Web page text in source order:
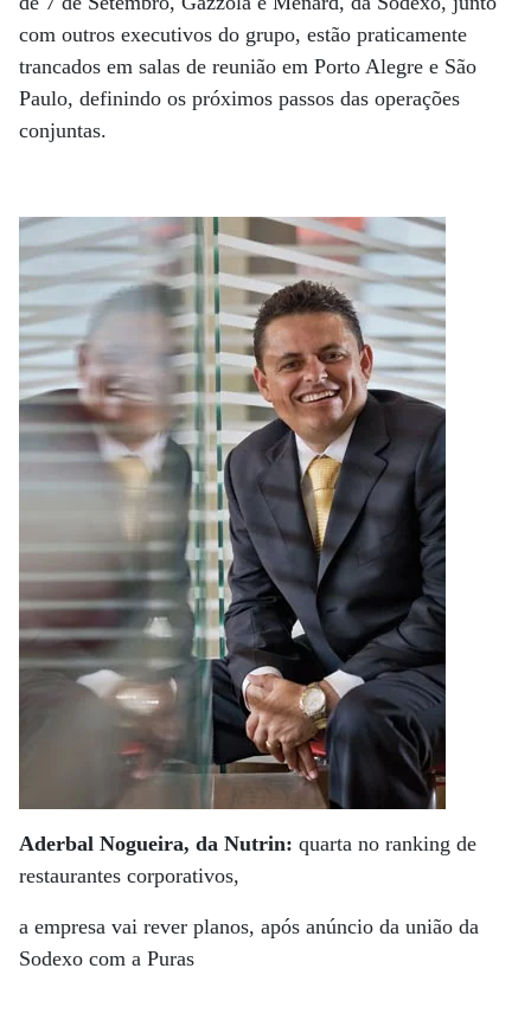
com outros executivos do grupo, estão praticamente
trancados em salas de reunião em Porto Alegre e São
Paulo, definindo os próximos passos das operações
conjuntas.
Aderbal Nogueira, da Nutrin: quarta no ranking de
restaurantes corporativos,
a empresa vai rever planos, após anúncio da união da
Sodexo com a Puras